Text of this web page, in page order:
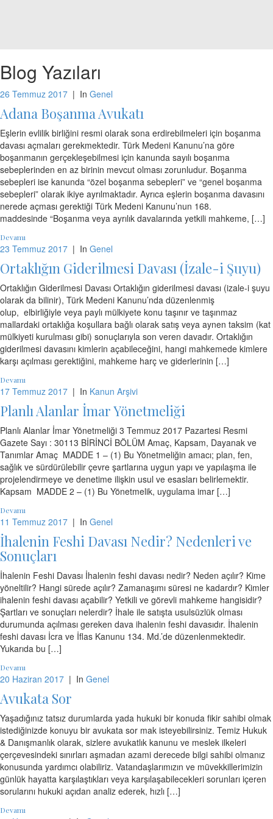
Blog Yazıları
26 Temmuz 2017 | In Genel
Adana Boşanma Avukatı
Eşlerin evlilik birliğini resmi olarak sona erdirebilmeleri için boşanma
davası açmaları gerekmektedir. Türk Medeni Kanunu’na göre
boşanmanın gerçekleşebilmesi için kanunda sayılı boşanma
sebeplerinden en az birinin mevcut olması zorunludur. Boşanma
sebepleri ise kanunda “özel boşanma sebepleri” ve “genel boşanma
sebepleri” olarak ikiye ayrılmaktadır. Ayrıca eşlerin boşanma davasını
nerede açması gerektiği Türk Medeni Kanunu’nun 168.
maddesinde “Boşanma veya ayrılık davalarında yetkili mahkeme, […]
Devamı
23 Temmuz 2017 | In Genel
Ortaklığın Giderilmesi Davası (İzale-i Şuyu)
Ortaklığın Giderilmesi Davası Ortaklığın giderilmesi davası (izale-i şuyu
olarak da bilinir), Türk Medeni Kanunu’nda düzenlenmiş
olup, elbirliğiyle veya paylı mülkiyete konu taşınır ve taşınmaz
mallardaki ortaklığa koşullara bağlı olarak satış veya aynen taksim (kat
mülkiyeti kurulması gibi) sonuçlarıyla son veren davadır. Ortaklığın
giderilmesi davasını kimlerin açabileceğini, hangi mahkemede kimlere
karşı açılması gerektiğini, mahkeme harç ve giderlerinin […]
Devamı
17 Temmuz 2017 | In Kanun Arşivi
Planlı Alanlar İmar Yönetmeliği
Planlı Alanlar İmar Yönetmeliği 3 Temmuz 2017 Pazartesi Resmi
Gazete Sayı : 30113 BİRİNCİ BÖLÜM Amaç, Kapsam, Dayanak ve
Tanımlar Amaç MADDE 1 – (1) Bu Yönetmeliğin amacı; plan, fen,
sağlık ve sürdürülebilir çevre şartlarına uygun yapı ve yapılaşma ile
projelendirmeye ve denetime ilişkin usul ve esasları belirlemektir.
Kapsam MADDE 2 – (1) Bu Yönetmelik, uygulama imar […]
Devamı
11 Temmuz 2017 | In Genel
İhalenin Feshi Davası Nedir? Nedenleri ve
Sonuçları
İhalenin Feshi Davası İhalenin feshi davası nedir? Neden açılır? Kime
yöneltilir? Hangi sürede açılır? Zamanaşımı süresi ne kadardır? Kimler
ihalenin feshi davası açabilir? Yetkili ve görevli mahkeme hangisidir?
Şartları ve sonuçları nelerdir? İhale ile satışta usulsüzlük olması
durumunda açılması gereken dava ihalenin feshi davasıdır. İhalenin
feshi davası İcra ve İflas Kanunu 134. Md.’de düzenlenmektedir.
Yukarıda bu […]
Devamı
20 Haziran 2017 | In Genel
Avukata Sor
Yaşadığınız tatsız durumlarda yada hukuki bir konuda fikir sahibi olmak
istediğinizde konuyu bir avukata sor mak isteyebilirsiniz. Temiz Hukuk
& Danışmanlık olarak, sizlere avukatlık kanunu ve meslek ilkeleri
çerçevesindeki sınırları aşmadan azami derecede bilgi sahibi olmanız
konusunda yardımcı olabiliriz. Vatandaşlarımızın ve müvekkillerimizin
günlük hayatta karşılaştıkları veya karşılaşabilecekleri sorunları içeren
sorularını hukuki açıdan analiz ederek, hızlı […]
Devamı